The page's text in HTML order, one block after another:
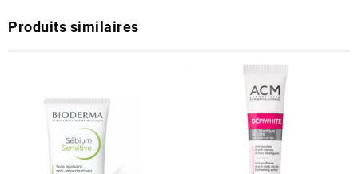
Produits similaires